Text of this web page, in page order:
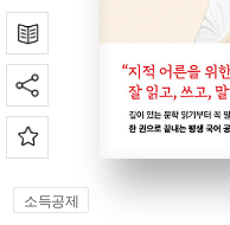
소득공제